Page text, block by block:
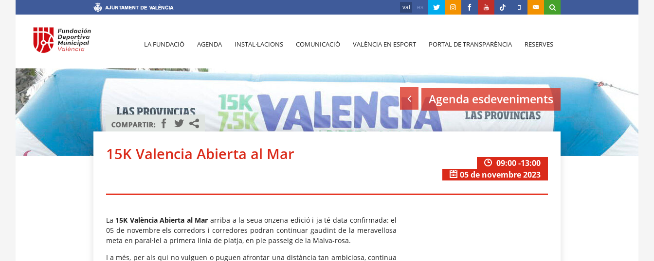
val es
LA FUNDACIÓ AGENDA INSTAL·LACIONS COMUNICACIÓ VALÈNCIA EN ESPORT PORTAL DE TRANSPARÈNCIA RESERVES
Agenda esdeveniments
15K Valencia Abierta al Mar
09:00 -13:00
05 de novembre 2023
La 15K València Abierta al Mar arriba a la seua onzena edició i ja té data confirmada: el
05 de novembre els corredors i corredores podran continuar gaudint de la meravellosa
meta en paral·lel a primera línia de platja, en ple passeig de la Malva-rosa.
I a més, per als qui no vulguen o puguen afrontar una distància tan ambiciosa, continua